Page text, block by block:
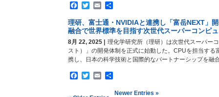
Facebook
TwitterEmail
共
理研、富士通・NVIDIAと連携し「富岳NEXT」
融合で世界標準を目指す次世代スーパーコンピ
8月 22, 2025 |
理化学研究所（理研）は次世代スーパー
スト）」の開発体制を正式に始動した。CPUを担当する
携し、日本の科学技術と国際的なパートナーシップを融
Facebook
TwitterEmail
共
Newer Entries »